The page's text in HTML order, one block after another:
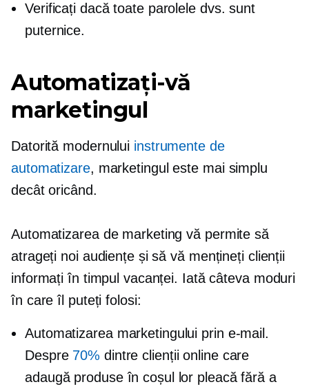
Verificați dacă toate parolele dvs. sunt
puternice.
Automatizați-vă
marketingul
Datorită modernului instrumente de
automatizare, marketingul este mai simplu
decât oricând.
Automatizarea de marketing vă permite să
atrageți noi audiențe și să vă mențineți clienții
informați în timpul vacanței. Iată câteva moduri
în care îl puteți folosi:
Automatizarea marketingului prin e-mail.
Despre 70% dintre clienții online care
adaugă produse în coșul lor pleacă fără a